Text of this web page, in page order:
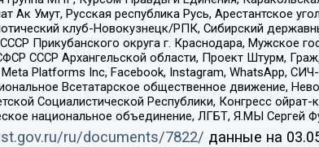
Ак Умут, Русская республика Русь, Арестантское
клуб-Новокузнецк/РПК, Сибирский
Прикубанского округа г. Краснодара, Мужское
СССР Архангельской области, Проект Штурм,
Platforms Inc, Facebook, Instagram, WhatsApp,
Всетатарское общественное движение,
Социалистической Республики, Конгресс
национальное объединение, ЛГБТ, Я.МЫ Сергей
ru/documents/7822/ данные на